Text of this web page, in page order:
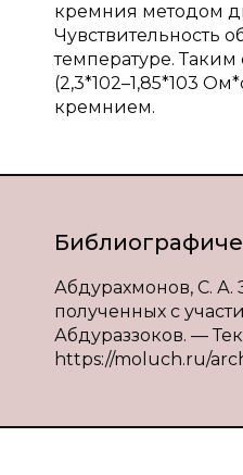
кремния методом
Чувствительность
температуре.
(2,3*102–1,85*103
кремнием.
Абдурахмонов, С. А.
полученных с
Абдураззоков. —
https://moluch.ru/